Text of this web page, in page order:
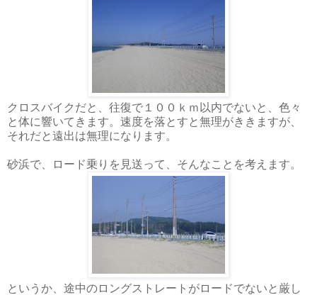
クロスバイクだと、往復で１００ｋｍ以内でないと、色々
と体に響いてきます。速度を落とすと無理がききますが、
それだと遠出は無理になります。
砂浜で、ロード乗りを見送って、そんなことを考えます。
というか、途中のロングストレートがロードでないと厳し